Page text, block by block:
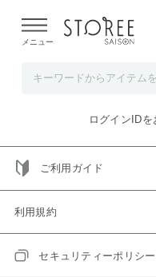
よる配送遅延が発生して
メニュー
ご指定のアイテムは取り
トップへ戻る
ログインID
ご利用ガイド
利用規約
セキュリティーポリシー